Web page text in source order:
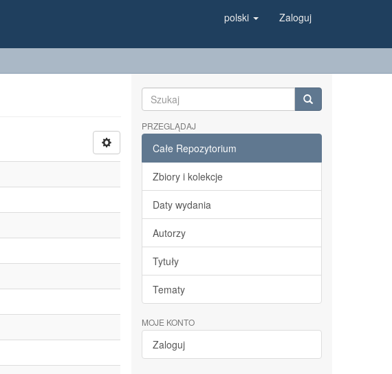
polski Zaloguj
PRZEGLĄDAJ
Całe Repozytorium
Zbiory i kolekcje
Daty wydania
Autorzy
Tytuły
Tematy
MOJE KONTO
Zaloguj